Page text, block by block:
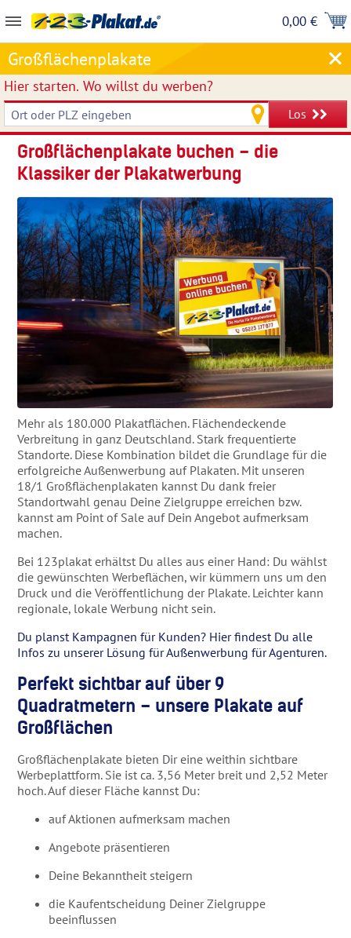
0,00 €
Großflächenplakate
Hier starten. Wo willst du werben?
Los
Großflächenplakate buchen – die
Klassiker der Plakatwerbung
Mehr als 180.000 Plakatflächen. Flächendeckende
Verbreitung in ganz Deutschland. Stark frequentierte
Standorte. Diese Kombination bildet die Grundlage für die
erfolgreiche Außenwerbung auf Plakaten. Mit unseren
18/1 Großflächenplakaten kannst Du dank freier
Standortwahl genau Deine Zielgruppe erreichen bzw.
kannst am Point of Sale auf Dein Angebot aufmerksam
machen.
Bei 123plakat erhältst Du alles aus einer Hand: Du wählst
die gewünschten Werbeflächen, wir kümmern uns um den
Druck und die Veröffentlichung der Plakate. Leichter kann
regionale, lokale Werbung nicht sein.
Du planst Kampagnen für Kunden? Hier findest Du alle
Infos zu unserer Lösung für Außenwerbung für Agenturen.
Perfekt sichtbar auf über 9
Quadratmetern – unsere Plakate auf
Großflächen
Großflächenplakate bieten Dir eine weithin sichtbare
Werbeplattform. Sie ist ca. 3,56 Meter breit und 2,52 Meter
hoch. Auf dieser Fläche kannst Du:
auf Aktionen aufmerksam machen
Angebote präsentieren
Deine Bekanntheit steigern
die Kaufentscheidung Deiner Zielgruppe
beeinflussen